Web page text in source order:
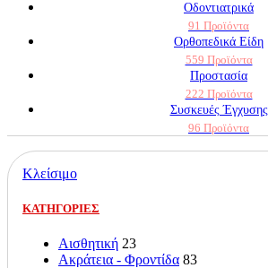
Οδοντιατρικά
91 Προϊόντα
Ορθοπεδικά Είδη
559 Προϊόντα
Προστασία
222 Προϊόντα
Συσκευές Έγχυσης
96 Προϊόντα
Κλείσιμο
ΚΑΤΗΓΟΡΙΕΣ
Αισθητική 23
Ακράτεια - Φροντίδα 83